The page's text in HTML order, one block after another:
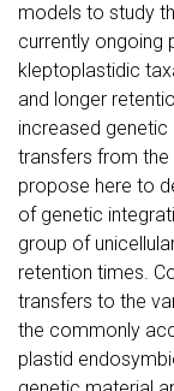
models to study
currently ongoing
kleptoplastidic
and longer
increased
transfers from the
propose here to
of genetic
group of
retention times.
transfers to the
the commonly
plastid